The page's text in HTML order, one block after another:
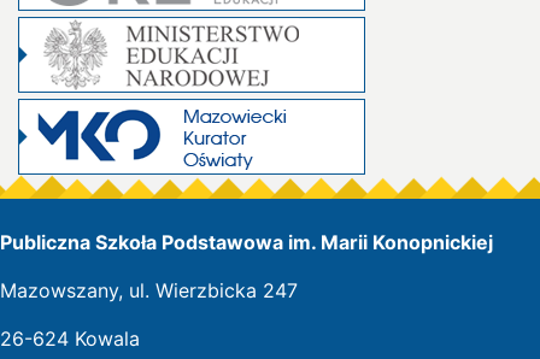
Publiczna Szkoła Podstawowa im. Marii Konopnickiej
Mazowszany, ul. Wierzbicka 247
26-624 Kowala